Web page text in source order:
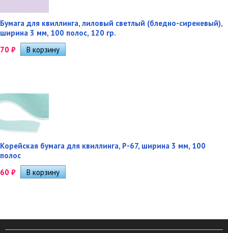
Бумага для квиллинга, лиловый светлый (бледно-сиреневый),
ширина 3 мм, 100 полос, 120 гр.
70 ₽
Корейская бумага для квиллинга, P-67, ширина 3 мм, 100
полос
60 ₽